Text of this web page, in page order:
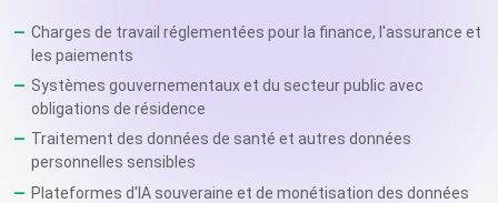
Charges de travail réglementées pour la finance, l'assurance et
les paiements
Systèmes gouvernementaux et du secteur public avec
obligations de résidence
Traitement des données de santé et autres données
personnelles sensibles
Plateformes d'IA souveraine et de monétisation des données